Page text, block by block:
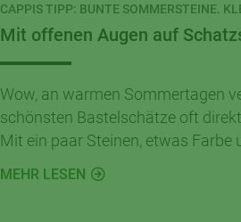
CAPPIS TIPP: BUNTE SOMMERSTEINE.
Mit offenen Augen auf
Wow, an warmen Sommertagen
schönsten Bastelschätze oft
Mit ein paar Steinen, etwas Farbe
entstehen im Handumdrehen
Garten, Balkon oder Kinderzimmer.
MEHR LESEN